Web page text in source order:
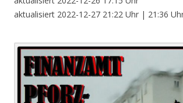
aktualisiert 2022-12-27 21:22 Uhr | 21:36